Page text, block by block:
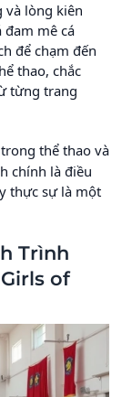
và lòng kiên
mê cá
để chạm đến
thao, chắc
từng trang
thể thao và
chính là điều
thực sự là một
Trình
of